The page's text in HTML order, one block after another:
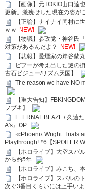
【画像】元TOKIO山口達
更新。激痩せした現在の姿が
【正論】ナイナイ岡村に
ｗｗ NEW!
【物議】参政党・神谷
対策があるんだよ？
NEW!
【悲報】愛煙家の岸谷蘭
ビブーが考え出した謎の
古石ビジュー/リズム天国】
The reason we have NO
【重大告知】
フブキ】
ETERNAL BLAZE / 久遠
A's』OP
≪Phoenix Wright: Trials
Playthrough! #6【SPOILER
【ホロライブ】大空スバ
から約5年
【ホロライブ】みこち、
【ホロライブ】スバルの
次ぐ3番目くらいには上手いよ